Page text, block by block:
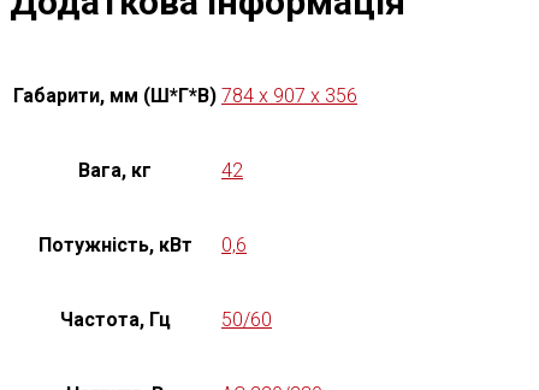
Габарити, мм (Ш*Г*В) 784 x 907 x 356
Вага, кг 42
Потужність, кВт 0,6
Частота, Гц 50/60